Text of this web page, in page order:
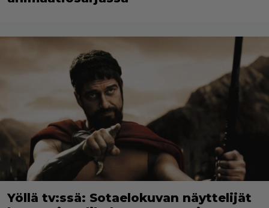
Yöllä tv:ssä: Sotaelokuvan näyttelijät